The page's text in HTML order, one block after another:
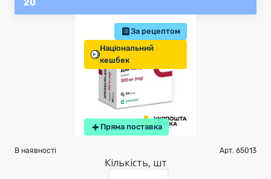
20
За рецептом
Національний
кешбек
Пряма поставка
В наявності Арт. 65013
Кількість, шт